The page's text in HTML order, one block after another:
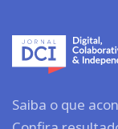
Saiba o que